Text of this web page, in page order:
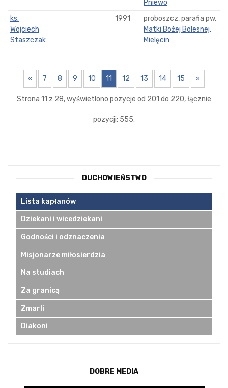
Pniewo
ks.
Wojciech
Staszczak
1991
proboszcz, parafia pw.
Matki Bożej Bolesnej,
Mielęcin
« 7 8 9 10 11 12 13 14 15 »
Strona 11 z 28, wyświetlono pozycje od 201 do 220, łącznie
pozycji: 555.
DUCHOWIEŃSTWO
Lista kapłanów
Dziekani i wicedziekani
Godności i odznaczenia
Misjonarze miłosierdzia
Na studiach
Za granicą
Zmarli
Diakoni
DOBRE MEDIA